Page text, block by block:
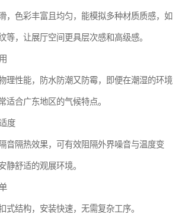
，色彩丰富且均匀，能模拟多种材质质感，如
等，让展厅空间更具层次感和高级感。
理性能，防水防潮又防霉，即便在潮湿的环境
适合广东地区的气候特点。
度
音隔热效果，可有效阻隔外界噪音与温度变
静舒适的观展环境。
式结构，安装快速，无需复杂工序。